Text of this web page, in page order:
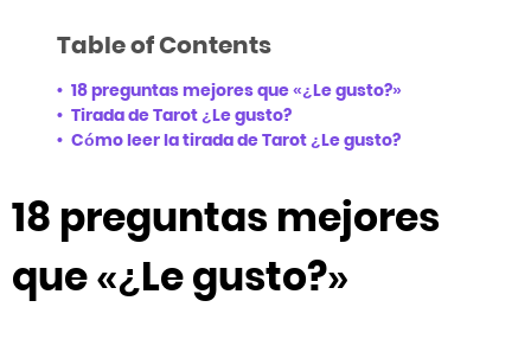
Table of Contents
18 preguntas mejores que «¿Le gusto?»
Tirada de Tarot ¿Le gusto?
Cómo leer la tirada de Tarot ¿Le gusto?
18 preguntas mejores
que «¿Le gusto?»